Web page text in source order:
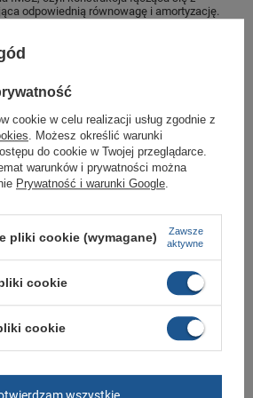
odpowiednią równowagę i amortyzację.
dla mężczyzn sklep
rozmiarze 42.
wybór obuwia sportowego dla całej
internetowym masz gwarancję, że towar jest
sieci dystrybucyjnej.
zwrotu bądź wymiany towaru bez
cookie w celu realizacji usług zgodnie z
. Możesz określić warunki
do cookie w Twojej przeglądarce.
warunków i prywatności można
Prywatność i warunki Google.
pliki cookie (wymagane)
Zawsze
aktywne
cookie
cookie
wszystkie